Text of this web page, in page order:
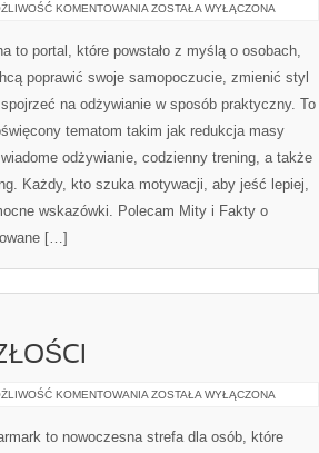
KOMENTOWANIA FITNESS
ZOSTAŁA WYŁĄCZONA
to portal, które powstało z myślą o osobach,
poprawić swoje samopoczucie, zmienić styl
na odżywianie w sposób praktyczny. To
tematom takim jak redukcja masy
odżywianie, codzienny trening, a także
Każdy, kto szuka motywacji, aby jeść lepiej,
wskazówki. Polecam Mity i Fakty o
[…]
KOMENTOWANIA MOTORYZACJA
ZOSTAŁA WYŁĄCZONA
to nowoczesna strefa dla osób, które